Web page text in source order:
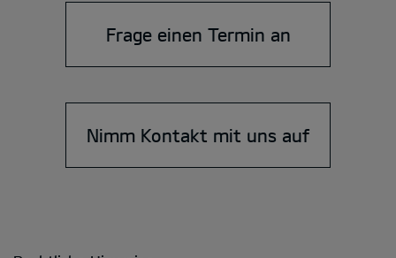
Frage einen Termin an
Nimm Kontakt mit uns auf